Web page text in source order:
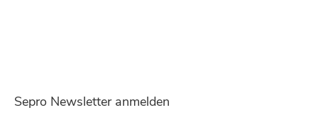
Sepro Newsletter anmelden